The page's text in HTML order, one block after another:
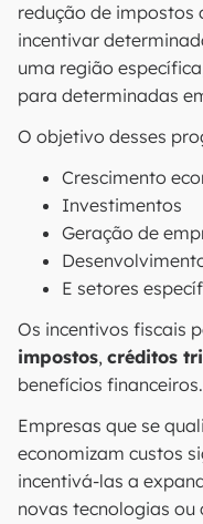
redução de impostos
incentivar
uma região
para determinadas
O objetivo desses
Crescimento
Investimentos
Geração de
E setores
Os incentivos fiscais
impostos, créditos
benefícios financeiros.
Empresas que se
economizam custos
incentivá-las a
novas tecnologias